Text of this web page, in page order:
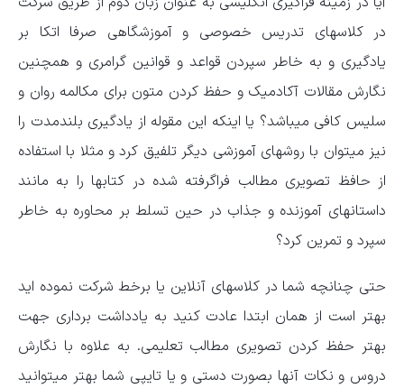
در کلاسهای تدریس خصوصی و آموزشگاهی صرفا اتکا بر
یادگیری و به خاطر سپردن قواعد و قوانین گرامری و همچنین
نگارش مقالات آکادمیک و حفظ کردن متون برای مکالمه روان و
سلیس کافی میباشد؟ یا اینکه این مقوله از یادگیری بلندمدت را
نیز میتوان با روشهای آموزشی دیگر تلفیق کرد و مثلا با استفاده
از حافظ تصویری مطالب فراگرفته شده در کتابها را به مانند
داستانهای آموزنده و جذاب در حین تسلط بر محاوره به خاطر
سپرد و تمرین کرد؟
حتی چنانچه شما در کلاسهای آنلاین یا برخط شرکت نموده اید
بهتر است از همان ابتدا عادت کنید به یادداشت برداری جهت
بهتر حفظ کردن تصویری مطالب تعلیمی. به علاوه با نگارش
دروس و نکات آنها بصورت دستی و یا تایپی شما بهتر میتوانید